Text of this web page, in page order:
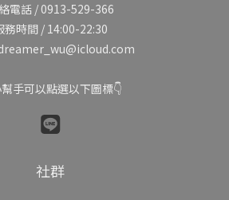
電話 / 0913-529-366
務時間 / 14:00-22:30
手可以點選以下圖標👇
社群